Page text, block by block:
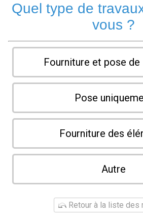
Quel type de
vous ?
Fourniture et pose de
Pose
Fourniture des
Autre
Retour à la liste des